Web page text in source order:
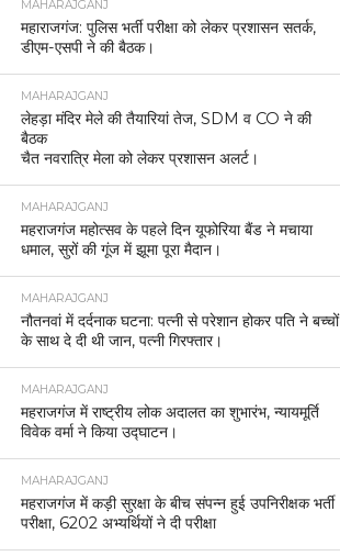
MAHARAJGANJ
महाराजगंज: पुलिस भर्ती परीक्षा को लेकर प्रशासन सतर्क,
डीएम-एसपी ने की बैठक।
MAHARAJGANJ
लेहड़ा मंदिर मेले की तैयारियां तेज, SDM व CO ने की
बैठक
चैत नवरात्रि मेला को लेकर प्रशासन अलर्ट।
MAHARAJGANJ
महराजगंज महोत्सव के पहले दिन यूफोरिया बैंड ने मचाया
धमाल, सुरों की गूंज में झूमा पूरा मैदान।
MAHARAJGANJ
नौतनवां में दर्दनाक घटना: पत्नी से परेशान होकर पति ने बच्चों
के साथ दे दी थी जान, पत्नी गिरफ्तार।
MAHARAJGANJ
महराजगंज में राष्ट्रीय लोक अदालत का शुभारंभ, न्यायमूर्ति
विवेक वर्मा ने किया उद्घाटन।
MAHARAJGANJ
महराजगंज में कड़ी सुरक्षा के बीच संपन्न हुई उपनिरीक्षक भर्ती
परीक्षा, 6202 अभ्यर्थियों ने दी परीक्षा